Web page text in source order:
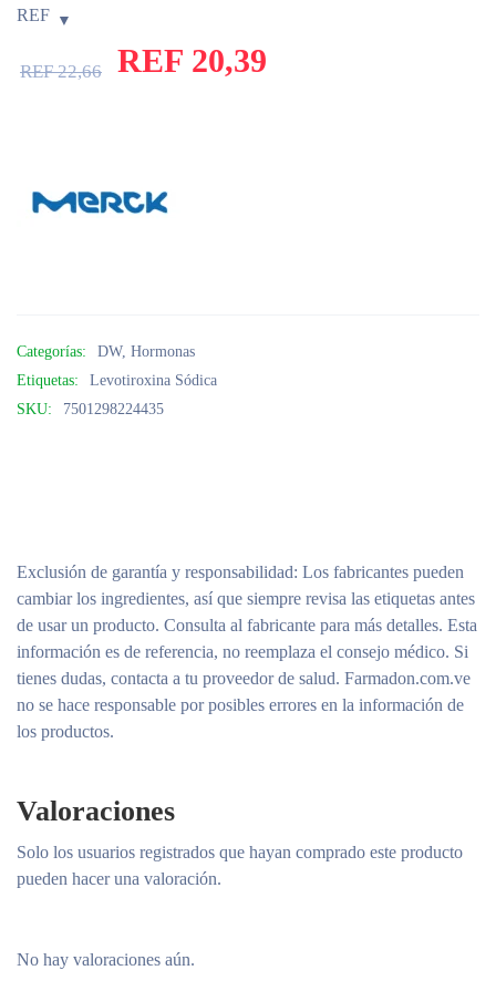
REF
REF22,66 REF 20,39
Categorías: DW, Hormonas
Etiquetas:
Levotiroxina Sódica
SKU:
7501298224435
Exclusión de garantía y responsabilidad: Los fabricantes pueden
cambiar los ingredientes, así que siempre revisa las etiquetas antes
de usar un producto. Consulta al fabricante para más detalles. Esta
información es de referencia, no reemplaza el consejo médico. Si
tienes dudas, contacta a tu proveedor de salud. Farmadon.com.ve
no se hace responsable por posibles errores en la información de
los productos.
Valoraciones
No hay valoraciones aún.
Solo los usuarios registrados que hayan comprado este producto
pueden hacer una valoración.